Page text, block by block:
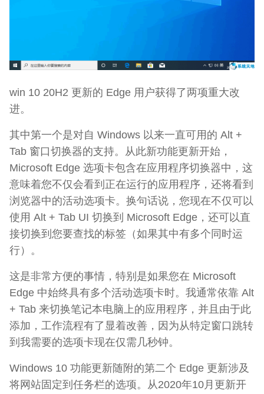
win 10 20H2 更新的 Edge 用户获得了两项重大改
进。
其中第一个是对自 Windows 以来一直可用的 Alt +
Tab 窗口切换器的支持。从此新功能更新开始，
Microsoft Edge 选项卡包含在应用程序切换器中，这
意味着您不仅会看到正在运行的应用程序，还将看到
浏览器中的活动选项卡。换句话说，您现在不仅可以
使用 Alt + Tab UI 切换到 Microsoft Edge，还可以直
接切换到您要查找的标签（如果其中有多个同时运
行）。
这是非常方便的事情，特别是如果您在 Microsoft
Edge 中始终具有多个活动选项卡时。我通常依靠 Alt
+ Tab 来切换笔记本电脑上的应用程序，并且由于此
添加，工作流程有了显着改善，因为从特定窗口跳转
到我需要的选项卡现在仅需几秒钟。
Windows 10 功能更新随附的第二个 Edge 更新涉及
将网站固定到任务栏的选项。从2020年10月更新开